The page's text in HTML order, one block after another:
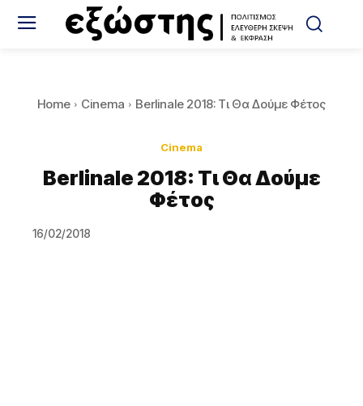
Home Cinema Berlinale 2018: Τι Θα Δούμε Φέτος
Cinema
Berlinale 2018: Τι Θα Δούμε
Φέτος
16/02/2018